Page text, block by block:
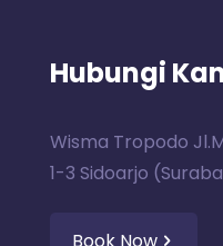
Hubungi
Wisma Tropodo
1-3 Sidoarjo